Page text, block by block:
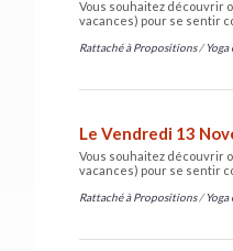
Vous souhaitez découvrir
vacances) pour se sentir
Rattaché à Propositions /
Le Vendredi 13
Vous souhaitez découvrir
vacances) pour se sentir
Rattaché à Propositions /